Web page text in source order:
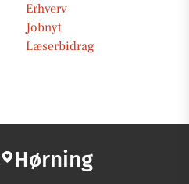
Erhverv
Jobnyt
Læserbidrag
Hørning